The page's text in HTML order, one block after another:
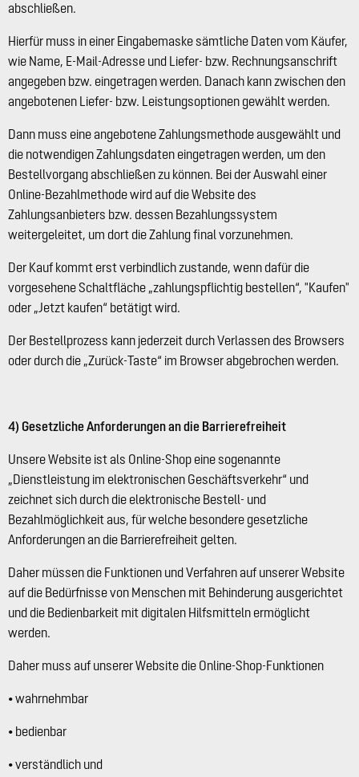
abschließen.
Hierfür muss in einer Eingabemaske sämtliche Daten vom Käufer,
wie Name, E-Mail-Adresse und Liefer- bzw. Rechnungsanschrift
angegeben bzw. eingetragen werden. Danach kann zwischen den
angebotenen Liefer- bzw. Leistungsoptionen gewählt werden.
Dann muss eine angebotene Zahlungsmethode ausgewählt und
die notwendigen Zahlungsdaten eingetragen werden, um den
Bestellvorgang abschließen zu können. Bei der Auswahl einer
Online-Bezahlmethode wird auf die Website des
Zahlungsanbieters bzw. dessen Bezahlungssystem
weitergeleitet, um dort die Zahlung final vorzunehmen.
Der Kauf kommt erst verbindlich zustande, wenn dafür die
vorgesehene Schaltfläche „zahlungspflichtig bestellen“, "Kaufen"
oder „Jetzt kaufen“ betätigt wird.
Der Bestellprozess kann jederzeit durch Verlassen des Browsers
oder durch die „Zurück-Taste“ im Browser abgebrochen werden.
4) Gesetzliche Anforderungen an die Barrierefreiheit
Unsere Website ist als Online-Shop eine sogenannte
„Dienstleistung im elektronischen Geschäftsverkehr“ und
zeichnet sich durch die elektronische Bestell- und
Bezahlmöglichkeit aus, für welche besondere gesetzliche
Anforderungen an die Barrierefreiheit gelten.
Daher müssen die Funktionen und Verfahren auf unserer Website
auf die Bedürfnisse von Menschen mit Behinderung ausgerichtet
und die Bedienbarkeit mit digitalen Hilfsmitteln ermöglicht
werden.
Daher muss auf unserer Website die Online-Shop-Funktionen
• wahrnehmbar
• bedienbar
• verständlich und